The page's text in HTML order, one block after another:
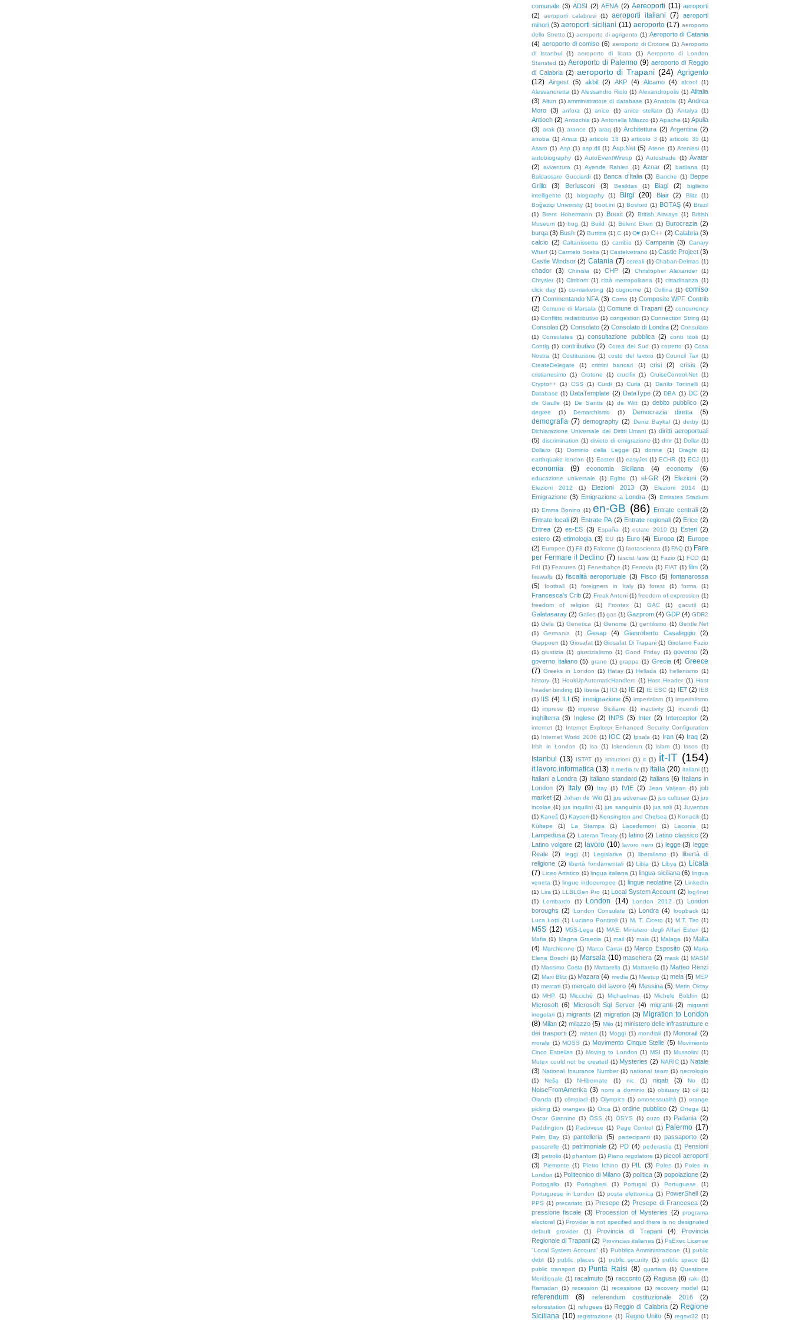
comunale (3) ADSI (2) AENA (2) Aereoporti (11) aeroporti
(2)
aeroporti calabresi (1) aeroporti italiani (7) aeroporti
minori (3) aeroporti siciliani (11) aeroporto (17) aeroporto
dello Stretto (1) aeroporto di agrigento (1) Aeroporto di Catania
(4) aeroporto di comiso (6) aeroporto di Crotone (1) Aeroporto
di Istanbul
(1) aeroporto di licata (1)
Aeroporto di London
Stansted (1) Aeroporto di Palermo (9) aeroporto di Reggio
di Calabria (2) aeroporto di Trapani (24) Agrigento
(12) Airgest (5) akbil (2) AKP (4) Alcamo (4) alcool
(1)
Alessandretta (1) Alessandro Riolo (1) Alexandropolis (1) Alitalia
(3) Altun (1) amministratore di database (1) Anatolia (1) Andrea
Moro (3) anfora (1) anice (1) anice stellato (1) Antalya (1)
Antioch (2) Antiochia (1) Antonella Milazzo (1) Apache (1) Apulia
(3) arak (1) arance (1) araq (1) Architettura (2) Argentina (2)
arroba (1) Arsuz (1) articolo 18 (1) articolo 3 (1) articolo 35 (1)
Asaro (1) Asp (1) asp.dll (1) Asp.Net (5) Atene (1) Ateniesi (1)
autobiography (1) AutoEventWireup (1) Autostrade (1) Avatar
(2)
avventura (1) Ayende Rahien (1) Aznar (2) badiana
(1)
Baldassare Gucciardi (1) Banca d'Italia (3) Banche (1) Beppe
Grillo
(3) Berlusconi (3) Besiktas (1) Biagi (2)
biglietto
intelligente
(1) biography (1) Birgi (20) Blair (2) Blitz
(1)
Boğaziçi University (1) boot.ini (1) Bosforo (1) BOTAŞ (4) Brazil
(1) Brent Hobermann (1) Brexit (2) British Airways (1) British
Museum (1) bug (1) Build (1) Bülent Eken (1) Burocrazia (2)
burqa (3) Bush (2) Buttitta (1) C (1) C# (1) C++ (2) Calabria (3)
calcio (2) Caltanissetta (1) cambio (1) Campania (3)
Canary
Wharf (1) Carmelo Scelta (1) Castelvetrano (1) Castle Project (3)
Castle Windsor (2) Catania (7) cereali (1) Chaban-Delmas (1)
chador (3) Chinisia (1) CHP (2) Christopher Alexander
(1)
Chrysler (1) Cimbom (1) città metropolitana (1) cittadinanza (1)
click day (1) co-marketing (1) cognome (1) Collina (1) comiso
(7) Commentando NFA (3) Como (1) Composite WPF Contrib
(2) Comune di Marsala (1) Comune di Trapani (2) concurrency
(1) Conflitto redistributivo (1) congestion (1) Connection String (1)
Consolati (2) Consolato (2) Consolato di Londra (2) Consulate
(1) Consulates (1) consultazione pubblica (2) conti titoli (1)
Contig (1) contributivo (2) Corea del Sud (1) corretto (1) Cosa
Nostra (1) Costituzione (1) costo del lavoro (1) Council Tax (1)
CreateDelegate
(1) crimini bancari (1) crisi (2) crisis (2)
cristianesimo (1) Crotone (1) crucifix (1) CruiseControl.Net (1)
Crypto++ (1) CSS (1) Curdi (1) Curia (1) Danilo Toninelli (1)
Database (1) DataTemplate (2) DataType (2) DBA (1) DC (2)
de Gaulle (1) De Santis (1) de Witt (1) debito pubblico (2)
degree (1) Demarchismo (1) Democrazia diretta (5)
demografia (7) demography (2) Deniz Baykal (1) derby (1)
Dichiarazione Universale dei Diritti Umani (1) diritti aeroportuali
(5) discrimination (1) divieto di emigrazione (1) dmr (1) Dollar (1)
Dollaro
(1) Dominio della Legge (1) donne (1) Draghi
(1)
earthquake london (1) Easter (1) easyJet (1) ECHR (1) ECJ (1)
economia (9) economia Siciliana (4) economy (6)
educazione universale (1) Egitto (1) el-GR (2) Elezioni (2)
Elezioni 2012 (1) Elezioni 2013 (3) Elezioni 2014 (1)
Emigrazione (3) Emigrazione a Londra (3) Emirates Stadium
(1) Emma Bonino (1) en-GB (86) Entrate centrali (2)
Entrate locali (2) Entrate PA (2) Entrate regionali (2) Erice (2)
Eritrea (2) es-ES (3) España (1) estate 2010 (1) Esteri (2)
estero (2) etimologia (3) EU (1) Euro (4) Europa (2) Europe
(2) Europee (1) F8 (1) Falcone (1) fantascienza (1) FAQ (1) Fare
per Fermare il Declino (7) fascist laws (1) Fazio (1) FCO (1)
FdI (1) Features (1) Fenerbahçe (1) Ferrovia (1) FIAT (1) film (2)
firewalls (1) fiscalità aeroportuale (3) Fisco (5) fontanarossa
(5)
football (1) foreigners in Italy (1) forest (1) forma (1)
Francesca's Crib (2) Freak Antoni (1) freedom of expression (1)
freedom of religion
(1) Frontex (1) GAC (1) gacutil (1)
Galatasaray (2) Galles (1) gas (1) Gazprom (4) GDP (4) GDR2
(1) Gela (1) Genetica (1) Genome (1) gentilismo (1) Gentle.Net
(1)
Germania (1) Gesap (4) Gianroberto Casaleggio (2)
Giappoen (1) Giosafat (1) Giosafat Di Trapani (1) Girolamo Fazio
(1) giustizia (1) giustizialismo (1) Good Friday (1) governo (2)
governo italiano (5) grano (1) grappa (1) Grecia (4) Greece
(7) Greeks in London (1) Hatay (1) Hellada (1) hellenismo (1)
history (1) HookUpAutomaticHandlers (1) Host Header (1) Host
header binding (1) Iberia (1) ICI (1) IE (2) IE ESC (1) IE7 (2) IE8
(1) IIS (4) ILI (5) immigrazione (5) imperialism (1) imperialismo
(1) imprese (1) imprese Siciliane (1) inactivity (1) incendi (1)
inghilterra (3) Inglese (2) INPS (3) Inter (2) Interceptor (2)
internet (1)
Internet Explorer Enhanced Security Configuration
(1) Internet World 2006 (1) IOC (2) Ipsala (1) Iran (4) Iraq (2)
Irish in London (1) isa (1) Iskenderun (1) islam (1) Issos (1)
Istanbul (13) ISTAT (1) istituzioni (1) it (1) it-IT (154)
it.lavoro.informatica (13) it.media.tv (1) Italia (20) italiani (1)
Italiani a Londra (3) Italiano standard (2) Italians (6) Italians in
London (2) Italy (9) Itay (1) IVIE (2) Jean Valjean (1) job
market (2) Johan de Witt (1) jus advenae (1) jus culturae (1) jus
incolae (1) jus inquilini (1) jus sanguinis (1) jus soli (1) Juventus
(1) Kaneš (1) Kayseri (1) Kensington and Chelsea (1) Konacik (1)
Kültepe
(1) La Stampa (1) Lacedemoni (1) Laconia (1)
Lampedusa (2) Lateran Treaty (1) latino (2) Latino classico (2)
Latino volgare (2) lavoro (10) lavoro nero (1) legge (3) legge
Reale
(2) leggi (1) Legislative (1) liberalismo (1)
libertà di
religione (2) libertà fondamentali (1) Libia (1) Libya (1)
Licata
(7) Liceo Artistico (1) lingua italiana (1) lingua siciliana (6) lingua
veneta (1) lingue indoeuropee (1) lingue neolatine (2) LinkedIn
(1) Lira (1) LLBLGen Pro (1) Local System Account (2) log4net
(1)
Lombardo (1) London (14) London 2012 (1)
London
boroughs (2) London Consulate (1) Londra (4) loopback (1)
Luca Lotti (1) Luciano Pontiroli (1) M. T. Cicero (1) M.T. Tiro (1)
M5S (12) M5S-Lega (1) MAE. Ministero degli Affari Esteri (1)
Mafia (1) Magna Graecia (1) mail (1) mais (1) Malaga (1) Malta
(4) Marchionne (1) Marco Carrai (1) Marco Esposito (3) Maria
Elena Boschi (1) Marsala (10) maschera (2) mask (1) MASM
(1) Massimo Costa (1) Mattarella (1) Mattarello (1) Matteo Renzi
(2) Maxi Blitz (1) Mazara (4) media (1) Meetup (1) mela (5) MEP
(1) mercati (1) mercato del lavoro (4) Messina (5) Metin Oktay
(1) MHP (1) Micciché (1) Michaelmas (1) Michele Boldrin (1)
Microsoft (6) Microsoft Sql Server (4) migranti (2)
migranti
irregolari (1) migrants (2) migration (3) Migration to London
(8) Milan (2) milazzo (5) Milo (1) ministero delle infrastrutture e
dei trasporti (2) misteri (1) Moggi (1) mondiali (1) Monorail (2)
morale (1) MOSS (1) Movimento Cinque Stelle (5) Movimiento
Cinco Estrellas (1) Moving to London (1) MSI (1) Mussolini (1)
Mutex could not be created (1) Mysteries (2) NARIC (1) Natale
(3) National Insurance Number (1) national team (1) necrologio
(1)
Neša (1) NHibernate (1) nic (1) niqab (3) No (1)
NoiseFromAmerika (3) nomi a dominio (1) obituary (1) oil (1)
Olanda (1) olimpiadi (1) Olympics (1) omosessualità (1) orange
picking (1) oranges (1) Orca (1) ordine pubblico (2) Ortega (1)
Oscar Giannino (1) ÖSS (1) ÖSYS (1) ouzo (1) Padania (2)
Paddington (1) Padovese (1) Page Control (1) Palermo (17)
Palm Bay (1) pantelleria (5) partecipanti (1) passaporto (2)
passarelle (1) patrimoniale (2) PD (4) pederastia (1) Pensioni
(3) petrolio (1) phantom (1) Piano regolatore (1) piccoli aeroporti
(3)
Piemonte (1) Pietro Ichino (1) PIL (3) Poles (1) Poles in
London (1) Politecnico di Milano (3) politica (3) popolazione (2)
Portogallo (1) Portoghesi (1) Portugal (1) Portuguese
(1)
Portuguese in London (1) posta elettronica (1) PowerShell (2)
PPS (1) precariato (1) Presepe (2) Presepe di Francesca (2)
pressione fiscale (3) Procession of Mysteries (2) programa
electoral (1) Provider is not specified and there is no designated
default provider
(1) Provincia di Trapani (4)
Provincia
Regionale di Trapani (2) Provincias italianas (1) PsExec License
"Local System Account" (1) Pubblica Amministrazione (1) public
debt (1) public places (1) public security (1) public space
(1)
public transport (1) Punta Raisi (8) quartara (1) Questione
Meridionale (1) racalmuto (5) racconto (2) Ragusa (6) rakı (1)
Ramadan
(1) recession (1) recessione (1) recovery model (1)
referendum (8) referendum costituzionale 2016 (2)
reforestation (1) refugees (1) Reggio di Calabria (2) Regione
Siciliana (10) registrazione (1) Regno Unito (5) regsvr32 (1)